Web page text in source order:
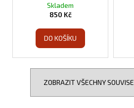
Skladem
850 Kč
DO KOŠÍKU
ZOBRAZIT VŠECHNY